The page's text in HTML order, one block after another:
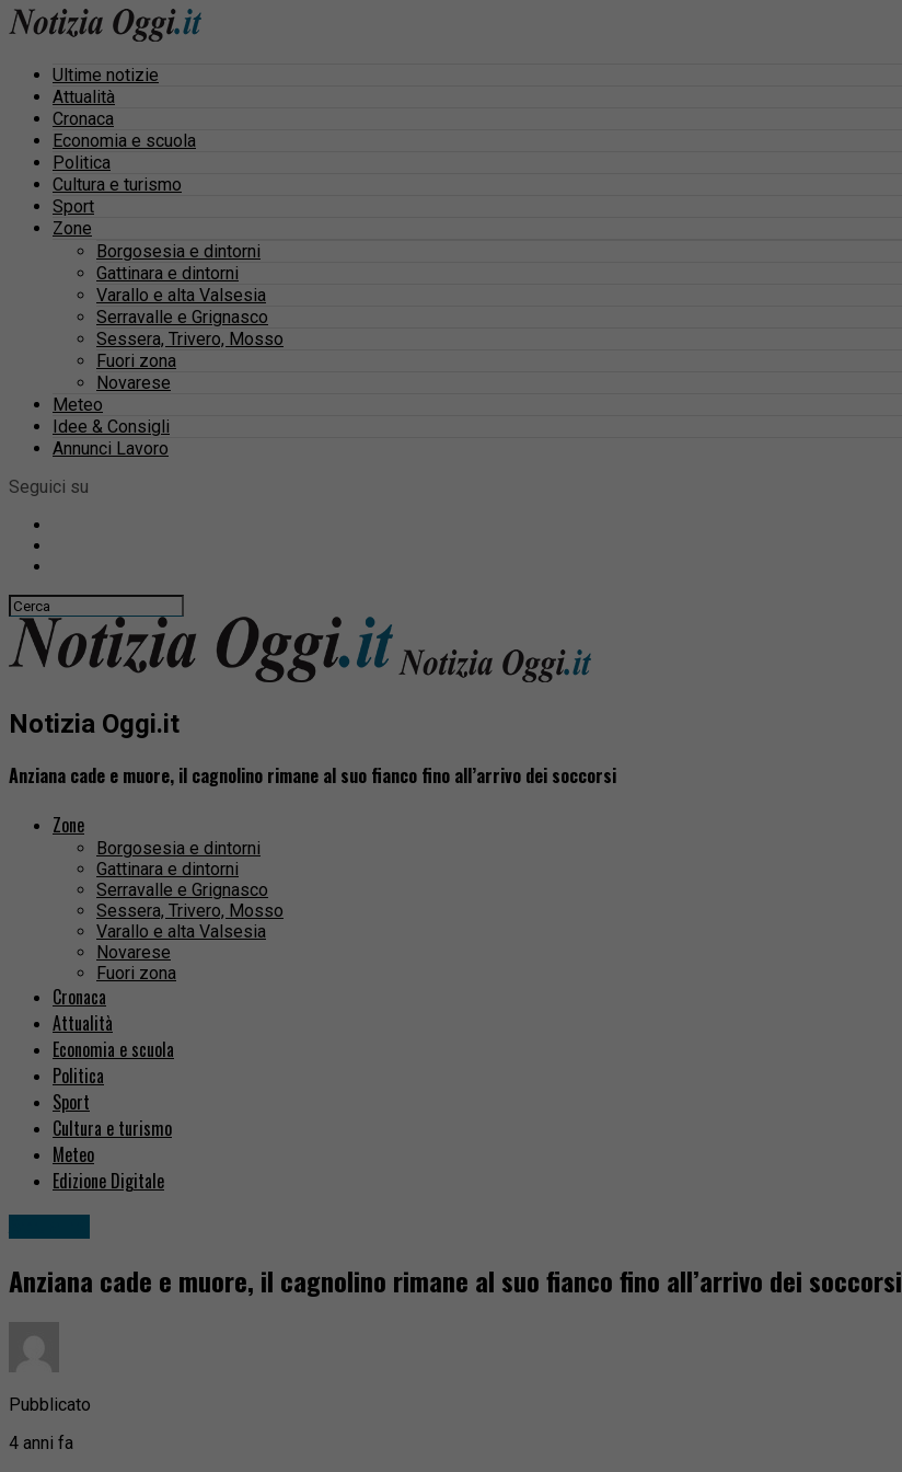
Ultime notizie
Attualità
Cronaca
Economia e scuola
Politica
Cultura e turismo
Sport
Zone
Borgosesia e dintorni
Gattinara e dintorni
Varallo e alta Valsesia
Serravalle e Grignasco
Sessera, Trivero, Mosso
Fuori zona
Novarese
Meteo
Idee & Consigli
Annunci Lavoro
Seguici su
Notizia Oggi.it
Anziana cade e muore, il cagnolino rimane al suo fianco fino all’arrivo dei soccorsi
Zone
Borgosesia e dintorni
Gattinara e dintorni
Serravalle e Grignasco
Sessera, Trivero, Mosso
Varallo e alta Valsesia
Novarese
Fuori zona
Cronaca
Attualità
Economia e scuola
Politica
Sport
Cultura e turismo
Meteo
Edizione Digitale
Anziana cade e muore, il cagnolino rimane al suo fianco fino all’arrivo dei soccorsi
Pubblicato
4 anni fa